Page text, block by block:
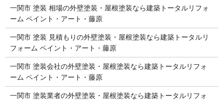
一関市 塗装 相場の外壁塗装・屋根塗装なら建築トータルリフォ
ーム ペイント・アート・藤原
一関市 塗装 見積もりの外壁塗装・屋根塗装なら建築トータルリ
フォーム ペイント・アート・藤原
一関市 塗装会社の外壁塗装・屋根塗装なら建築トータルリフォ
ーム ペイント・アート・藤原
一関市 塗装業者の外壁塗装・屋根塗装なら建築トータルリフォ